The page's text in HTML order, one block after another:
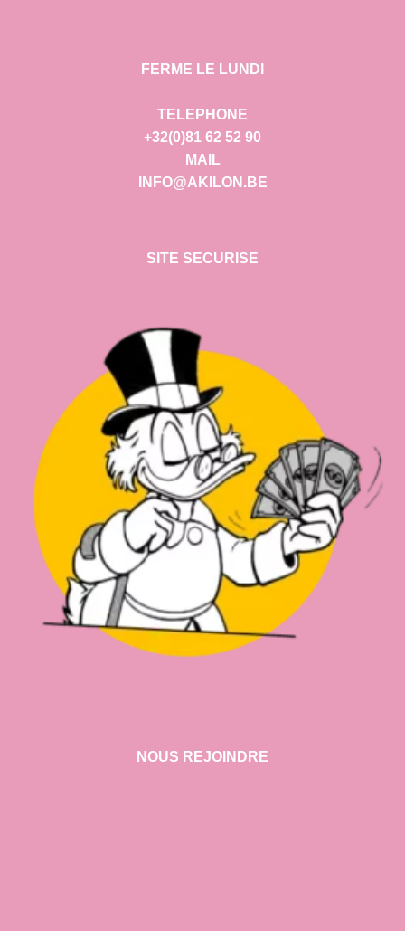
FERME LE LUNDI
TELEPHONE
+32(0)81 62 52 90
MAIL
INFO@AKILON.BE
SITE SECURISE
NOUS REJOINDRE